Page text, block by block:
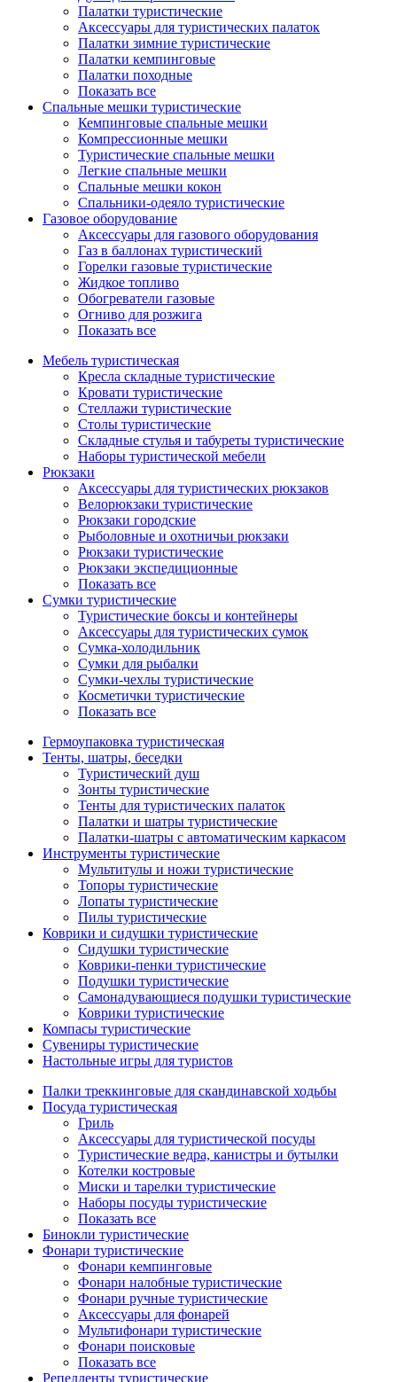
Палатки туристические
Аксессуары для туристических палаток
Палатки зимние туристические
Палатки кемпинговые
Палатки походные
Показать все
Спальные мешки туристические
Кемпинговые спальные мешки
Компрессионные мешки
Туристические спальные мешки
Легкие спальные мешки
Спальные мешки кокон
Спальники-одеяло туристические
Газовое оборудование
Аксессуары для газового оборудования
Газ в баллонах туристический
Горелки газовые туристические
Жидкое топливо
Обогреватели газовые
Огниво для розжига
Показать все
Мебель туристическая
Кресла складные туристические
Кровати туристические
Стеллажи туристические
Столы туристические
Складные стулья и табуреты туристические
Наборы туристической мебели
Рюкзаки
Аксессуары для туристических рюкзаков
Велорюкзаки туристические
Рюкзаки городские
Рыболовные и охотничьи рюкзаки
Рюкзаки туристические
Рюкзаки экспедиционные
Показать все
Сумки туристические
Туристические боксы и контейнеры
Аксессуары для туристических сумок
Сумка-холодильник
Сумки для рыбалки
Сумки-чехлы туристические
Косметички туристические
Показать все
Гермоупаковка туристическая
Тенты, шатры, беседки
Туристический душ
Зонты туристические
Тенты для туристических палаток
Палатки и шатры туристические
Палатки-шатры с автоматическим каркасом
Инструменты туристические
Мультитулы и ножи туристические
Топоры туристические
Лопаты туристические
Пилы туристические
Коврики и сидушки туристические
Сидушки туристические
Коврики-пенки туристические
Подушки туристические
Самонадувающиеся подушки туристические
Коврики туристические
Компасы туристические
Сувениры туристические
Настольные игры для туристов
Палки треккинговые для скандинавской ходьбы
Посуда туристическая
Гриль
Аксессуары для туристической посуды
Туристические ведра, канистры и бутылки
Котелки костровые
Миски и тарелки туристические
Наборы посуды туристические
Показать все
Бинокли туристические
Фонари туристические
Фонари кемпинговые
Фонари налобные туристические
Фонари ручные туристические
Аксессуары для фонарей
Мультифонари туристические
Фонари поисковые
Показать все
Репелленты туристические